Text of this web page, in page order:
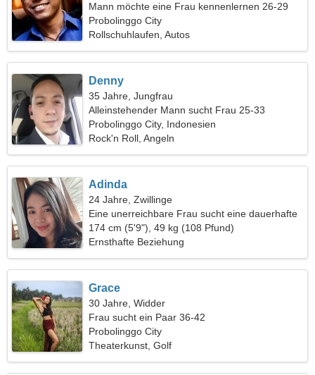
Mann möchte eine Frau kennenlernen 26-29
Probolinggo City
Rollschuhlaufen, Autos
Denny
35 Jahre, Jungfrau
Alleinstehender Mann sucht Frau 25-33
Probolinggo City, Indonesien
Rock'n Roll, Angeln
Adinda
24 Jahre, Zwillinge
Eine unerreichbare Frau sucht eine dauerhafte
Beziehung
174 cm (5'9"), 49 kg (108 Pfund)
Ernsthafte Beziehung
Grace
30 Jahre, Widder
Frau sucht ein Paar 36-42
Probolinggo City
Theaterkunst, Golf